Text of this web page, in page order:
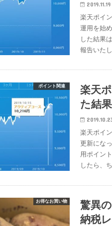
2019.11.19
楽天ポイ
運用を始
した結果
報告いた
ポイント関連
楽天
た結
楽天ポイ
更新にな
用ポイン
したら、
お得なお買い物
驚異
納税